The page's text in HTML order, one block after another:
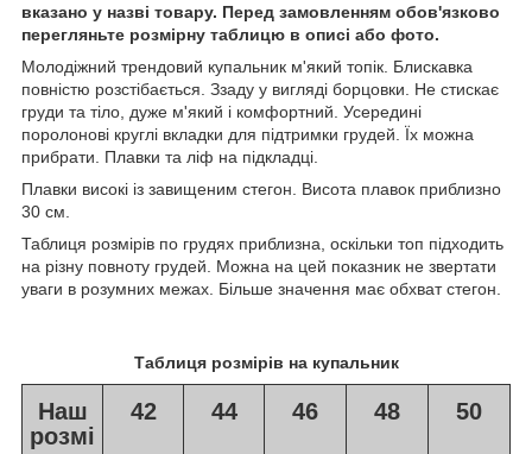
вказано у назві товару. Перед замовленням обов'язково
перегляньте розмірну таблицю в описі або фото.
Молодіжний трендовий купальник м'який топік. Блискавка
повністю розстібається. Ззаду у вигляді борцовки. Не стискає
груди та тіло, дуже м'який і комфортний. Усередині
поролонові круглі вкладки для підтримки грудей. Їх можна
прибрати. Плавки та ліф на підкладці.
Плавки високі із завищеним стегон. Висота плавок приблизно
30 см.
Таблиця розмірів по грудях приблизна, оскільки топ підходить
на різну повноту грудей. Можна на цей показник не звертати
уваги в розумних межах. Більше значення має обхват стегон.
Таблиця розмірів на купальник
Наш
розмі
42 44 46 48 50